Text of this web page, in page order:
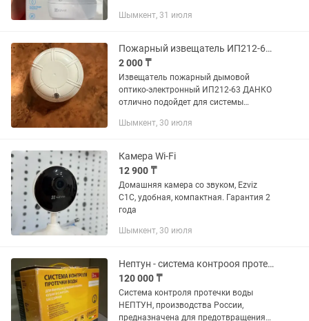
комнаты. Преимущества: • Чёткое
Шымкент, 31 июля
Пожарный извещатель ИП212-63 ДАНКО
2 000 ₸
Извещатель пожарный дымовой
оптико-электронный ИП212-63 ДАНКО
отлично подойдет для системы
Шымкент, 30 июля
Камера Wi-Fi
12 900 ₸
Домашняя камера со звуком, Ezviz
C1C, удобная, компактная. Гарантия 2
года
Шымкент, 30 июля
Нептун - система контрооя протечки воды
120 000 ₸
Система контроля протечки воды
НЕПТУН, производства России,
предназначена для предотвращения